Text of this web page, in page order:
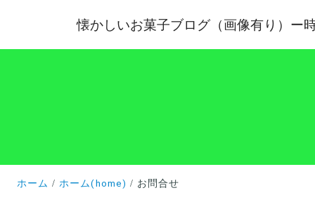
懐かしいお菓子ブログ（画像有り）ー
ホーム ホーム(home) お問合せ